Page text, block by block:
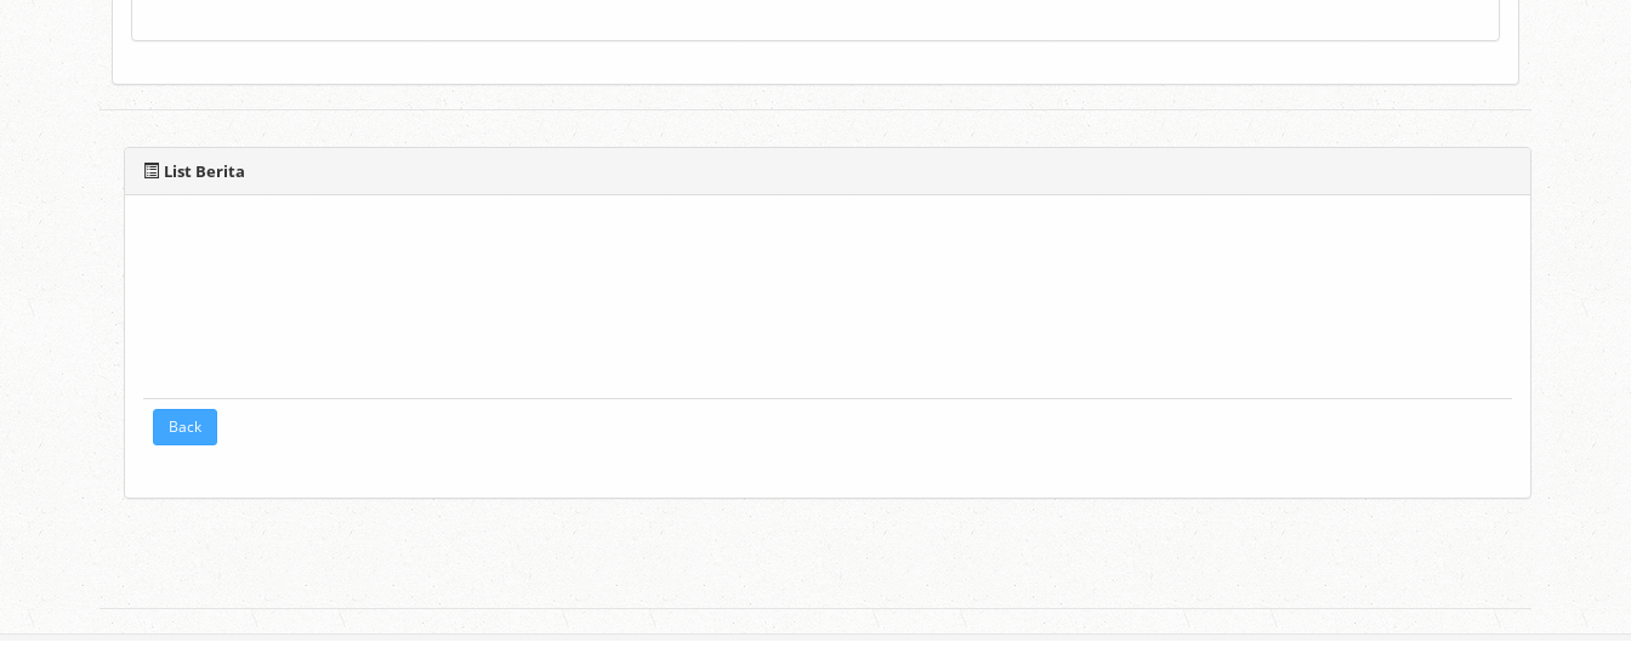
List Berita
Back